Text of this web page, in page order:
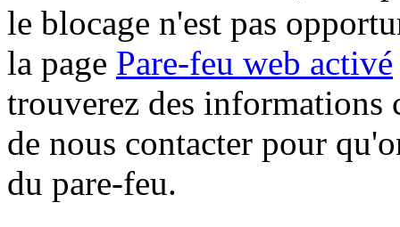
le blocage n'est pas
la page Pare-feu web activé
trouverez des informations
de nous contacter pour
du pare-feu.